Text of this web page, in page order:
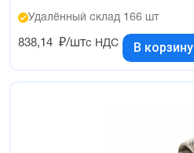
Удалённый склад 166 шт
838,14 ₽/штс НДС В корзину